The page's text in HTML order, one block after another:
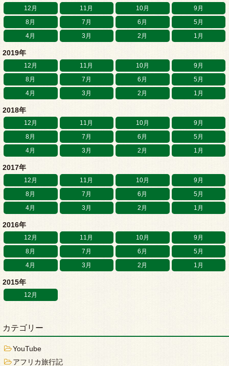
12月 11月 10月
9月
8月
7月 6月
5月
4月
3月 2月 1月
2019年
12月 11月 10月
9月
8月
7月 6月
5月
4月
3月 2月 1月
2018年
12月 11月 10月
9月
8月
7月 6月
5月
4月
3月 2月 1月
2017年
12月 11月 10月
9月
8月
7月 6月
5月
4月
3月 2月 1月
2016年
12月 11月 10月
9月
8月
7月 6月
5月
4月
3月 2月 1月
2015年
12月
カテゴリー
YouTube
アフリカ旅行記